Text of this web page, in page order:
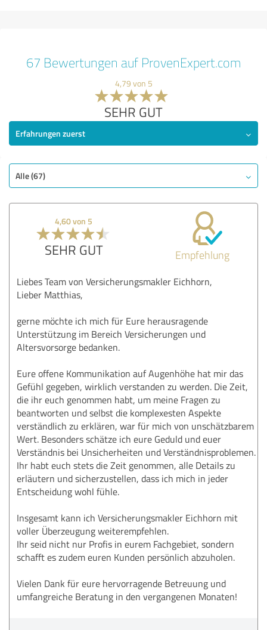
67 Bewertungen auf ProvenExpert.com
4,79 von 5
SEHR GUT
Erfahrungen zuerst
Alle (67)
4,60 von 5
SEHR GUT Empfehlung
Liebes Team von Versicherungsmakler Eichhorn,
Lieber Matthias,
gerne möchte ich mich für Eure herausragende
Unterstützung im Bereich Versicherungen und
Altersvorsorge bedanken.
Eure offene Kommunikation auf Augenhöhe hat mir das
Gefühl gegeben, wirklich verstanden zu werden. Die Zeit,
die ihr euch genommen habt, um meine Fragen zu
beantworten und selbst die komplexesten Aspekte
verständlich zu erklären, war für mich von unschätzbarem
Wert. Besonders schätze ich eure Geduld und euer
Verständnis bei Unsicherheiten und Verständnisproblemen.
Ihr habt euch stets die Zeit genommen, alle Details zu
erläutern und sicherzustellen, dass ich mich in jeder
Entscheidung wohl fühle.
Insgesamt kann ich Versicherungsmakler Eichhorn mit
voller Überzeugung weiterempfehlen.
Ihr seid nicht nur Profis in eurem Fachgebiet, sondern
schafft es zudem euren Kunden persönlich abzuholen.
Vielen Dank für eure hervorragende Betreuung und
umfangreiche Beratung in den vergangenen Monaten!